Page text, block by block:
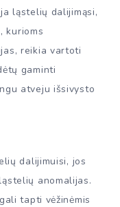
ląstelių dalijimąsi,
kurioms
reikia vartoti
gaminti
atveju išsivysto
dalijimuisi, jos
anomalijas.
tapti vėžinėmis